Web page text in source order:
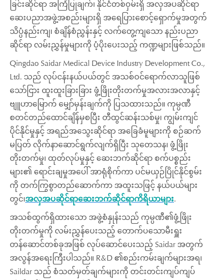
ခြင်းဆိုင်ရာ အကြံပြုချက်၊ နိုင်ငံတစ်ဝှမ်းရှိ အလှအပဆိုင်ရာ
ဆေးပညာအဖွဲ့အစည်းများရှိ အရေပြားစောင့်ရှောက်မှုအတွက်
သိပ္ပံနည်းကျ၊ စံချိန်စံညွှန်းနှင့် လက်တွေ့ကျသော နည်းပညာ
ဆိုင်ရာ လမ်းညွှန်မှုများကို ပံ့ပိုးပေးသည့် ကဏ္ဍများဖြစ်သည်။
Qingdao Saidar Medical Device Industry Development Co.,
Ltd. သည် လုပ်ငန်းနယ်ပယ်တွင် အသစ်ဝင်ရောက်လာသူဖြစ်
သော်ငြား ထူးထူးခြားခြား ဖွံ့ဖြိုးတိုးတက်မှုအလားအလာနှင့်
ဗျူဟာမြောက် မျှော်မှန်းချက်ကို ပြသထားသည်။ ကုမ္ပဏီ
စတင်တည်ထောင်ချိန်မှစပြီး တီထွင်ဆန်းသစ်မှု၊ ကျွမ်းကျင်
ပိုင်နိုင်မှုနှင့် အရည်အသွေးဆိုင်ရာ အခြေခံမူများကို စဉ်ဆက်
မပြတ် လိုက်နာဆောင်ရွက်လျက်ရှိပြီး သုတေသန၊ ဖွံ့ဖြိုး
တိုးတက်မှု၊ ထုတ်လုပ်မှုနှင့် ဆေးဘက်ဆိုင်ရာ စက်ပစ္စည်း
များ၏ ရောင်းချမှုအပေါ် အာရုံစိုက်ကာ ပင်မယှဉ်ပြိုင်နိုင်စွမ်း
ကို တက်ကြွစွာတည်ဆောက်ကာ အထူးသဖြင့် နယ်ပယ်များ
တွင်၊အလှအပဆိုင်ရာဆေးဘက်ဆိုင်ရာကိရိယာများ.
အသစ်ထွက်ရှိထားသော အဖွဲ့စံနှုန်းသည် ကုမ္ပဏီ၏ဖွံ့ဖြိုး
တိုးတက်မှုကို လမ်းညွှန်ပေးသည့် တောက်ပသောမီးရှူး
တန်ဆောင်တစ်ခုအဖြစ် လုပ်ဆောင်ပေးသည့် Saidar အတွက်
အလွန်အရေးကြီးပါသည်။ R&D ၏စည်းကမ်းချက်များအရ၊
Saildar သည် စံသတ်မှတ်ချက်များကို တင်းတင်းကျပ်ကျပ်